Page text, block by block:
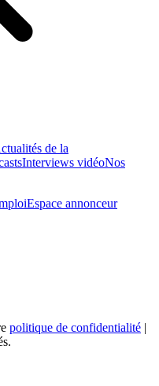
de la
Interviews vidéoNos
Espace annonceur
politique de confidentialité |